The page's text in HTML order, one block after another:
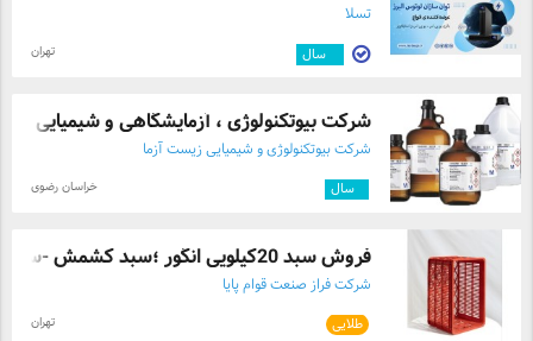
تسلا
سال تهران
شرکت بیوتکنولوژی ، آزمایشگاهی و شیمیایی ...
شرکت بیوتکنولوژی و شیمیایی زیست آزما
سال خراسان رضوی
فروش سبد 20کیلویی انگور ؛سبد کشمش -سبد ش ...
شرکت فراز صنعت قوام پایا
طلایی تهران